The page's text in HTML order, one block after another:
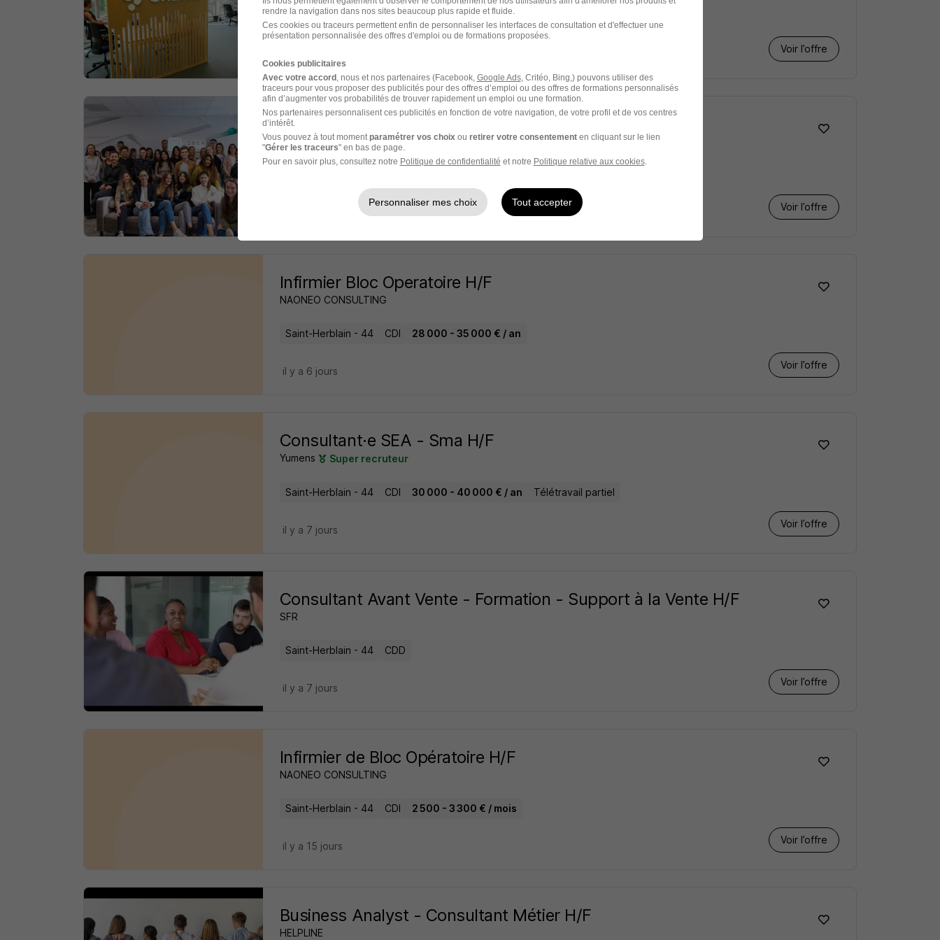
Saint-Herblain - 44 CDI 42 000 - 47 000 € / an
Voir l’offre
Chirurgien-Dentiste - Saint-Herblain 44 H/F
Jober Group
Voir l’offre
Infirmier Bloc Operatoire H/F
NAONEO CONSULTING
Saint-Herblain - 44 CDI 28 000 - 35 000 € / an
Voir l’offre
il y a 6 jours
Consultant·e SEA - Sma H/F
Yumens Super recruteur
Saint-Herblain - 44 CDI 30 000 - 40 000 € / an Télétravail partiel
Voir l’offre
il y a 7 jours
Consultant Avant Vente - Formation - Support à la Vente H/F
SFR
Saint-Herblain - 44 CDD
Voir l’offre
il y a 7 jours
Infirmier de Bloc Opératoire H/F
NAONEO CONSULTING
Saint-Herblain - 44 CDI 2 500 - 3 300 € / mois
Voir l’offre
il y a 15 jours
Business Analyst - Consultant Métier H/F
HELPLINE
rendre la navigation dans nos sites beaucoup plus rapide et fluide.
Ces cookies ou traceurs permettent enfin de personnaliser les interfaces de consultation et d'effectuer une
présentation personnalisée des offres d'emploi ou de formations proposées.
Cookies publicitaires
Avec votre accord, nous et nos partenaires (Facebook, Google Ads, Critéo, Bing,) pouvons utiliser des
traceurs pour vous proposer des publicités pour des offres d’emploi ou des offres de formations personnalisés
afin d’augmenter vos probabilités de trouver rapidement un emploi ou une formation.
Nos partenaires personnalisent ces publicités en fonction de votre navigation, de votre profil et de vos centres
d’intérêt.
Vous pouvez à tout moment paramétrer vos choix ou retirer votre consentementen cliquant sur le lien
"Gérer les traceurs" en bas de page.
Pour en savoir plus, consultez notre Politique de confidentialité et notre Politique relative aux cookies.
Personnaliser mes choix Tout accepter